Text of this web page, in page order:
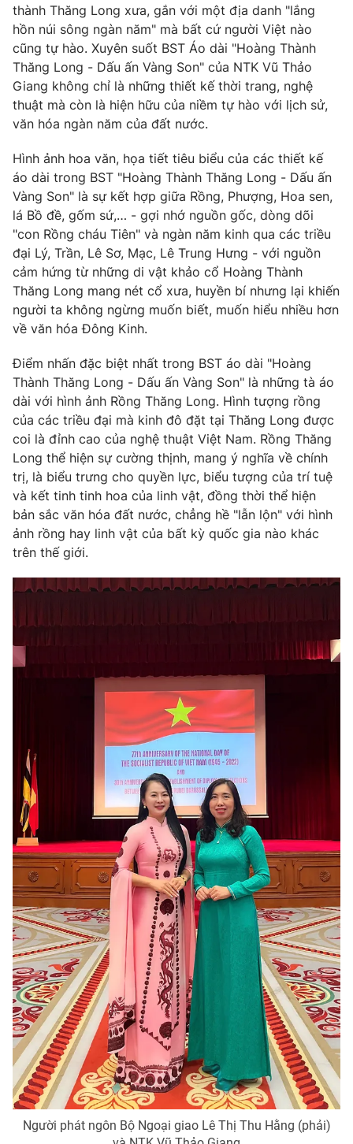
VTV9 VTV8
Liên hệ tòa soạn English
THỜI BÁO VTV
Theo dõi báo trên
Cơ quan chủ quản:Đài Truyền hình Việt Nam
Cơ quan báo chí:Thời báo VTV
Giấy phép hoạt động báo in và báo điện tử số 483/GP-BTTTT
cấp ngày 29/12/2023
Tổng Biên tập:Vũ Thanh Thủy
Phó Tổng Biên tập: Nguyễn Thị Mỹ Hạnh, Phạm Quốc Thắng,
Nguyễn Trọng Ninh
Tổng đài VTV: 024.38 355 931 - 024.38 355 932
Ðiện thoại Thời báo VTV:024.66 897 897
Email: toasoan@vtv.vn
Liên hệ quảng cáo: 024-7300.7108
® Cấm sao chép dưới mọi hình thức nếu không có sự chấp
thuận bằng văn bản. Ghi rõ nguồn VTV.vn khi phát hành lại
thông tin từ website này.
thành Thăng Long xưa, gắn với một địa danh "lắng
hồn núi sông ngàn năm" mà bất cứ người Việt nào
cũng tự hào. Xuyên suốt BST Áo dài "Hoàng Thành
Thăng Long - Dấu ấn Vàng Son" của NTK Vũ Thảo
Giang không chỉ là những thiết kế thời trang, nghệ
thuật mà còn là hiện hữu của niềm tự hào với lịch sử,
văn hóa ngàn năm của đất nước.
Hình ảnh hoa văn, họa tiết tiêu biểu của các thiết kế
áo dài trong BST "Hoàng Thành Thăng Long - Dấu ấn
Vàng Son" là sự kết hợp giữa Rồng, Phượng, Hoa sen,
lá Bồ đề, gốm sứ,… - gợi nhớ nguồn gốc, dòng dõi
"con Rồng cháu Tiên" và ngàn năm kinh qua các triều
đại Lý, Trần, Lê Sơ, Mạc, Lê Trung Hưng - với nguồn
cảm hứng từ những di vật khảo cổ Hoàng Thành
Thăng Long mang nét cổ xưa, huyền bí nhưng lại khiến
người ta không ngừng muốn biết, muốn hiểu nhiều hơn
về văn hóa Đông Kinh.
Điểm nhấn đặc biệt nhất trong BST áo dài "Hoàng
Thành Thăng Long - Dấu ấn Vàng Son" là những tà áo
dài với hình ảnh Rồng Thăng Long. Hình tượng rồng
của các triều đại mà kinh đô đặt tại Thăng Long được
coi là đỉnh cao của nghệ thuật Việt Nam. Rồng Thăng
Long thể hiện sự cường thịnh, mang ý nghĩa về chính
trị, là biểu trưng cho quyền lực, biểu tượng của trí tuệ
và kết tinh tinh hoa của linh vật, đồng thời thể hiện
bản sắc văn hóa đất nước, chẳng hề "lẫn lộn" với hình
ảnh rồng hay linh vật của bất kỳ quốc gia nào khác
trên thế giới.
Người phát ngôn Bộ Ngoại giao Lê Thị Thu Hằng (phải)